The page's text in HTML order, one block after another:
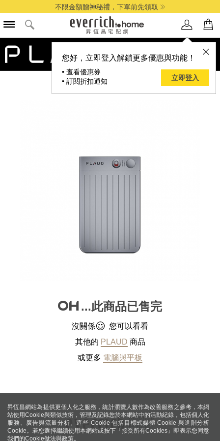
不限金額贈神秘禮，下單前先領取
您好，立即登入解鎖更多優惠與功能！
• 查看優惠券
• 訂閱折扣通知
立即登入
...此商品已售完
沒關係
您可以看看
其他的 PLAUD 商品
或更多 電腦與平板
昇恆昌網站為提供更個人化之服務，統計瀏覽人數作為改善服務之參考，本網
站使用Cookie與類似技術，管理及記錄您於本網站中的活動紀錄，包括個人化
服務、廣告與流量分析。這些 Cookie 包括目標式媒體 Cookie 與進階分析
Cookie。若您選擇繼續使用本網站或按下「接受所有Cookies」即表示您同意
我們的Cookie做法與政策。